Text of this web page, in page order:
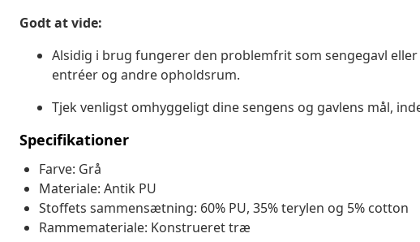
Godt at vide:
Alsidig i brug fungerer den problemfrit som sengegavl
entréer og andre opholdsrum.
Tjek venligst omhyggeligt dine sengens og gavlens mål,
Specifikationer
Farve: Grå
Materiale: Antik PU
Stoffets sammensætning: 60% PU, 35% terylen og 5% cotton
Rammemateriale: Konstrueret træ